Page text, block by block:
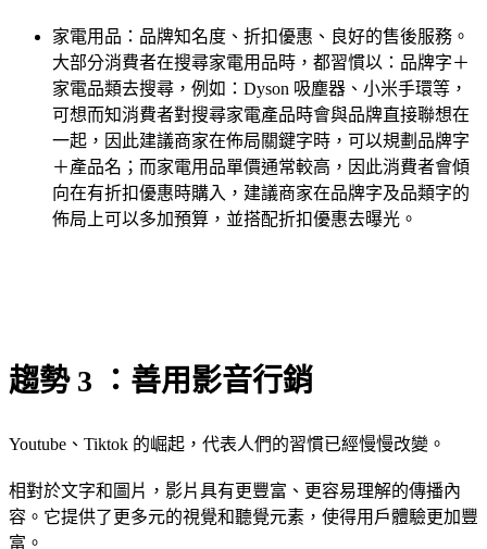
家電用品：品牌知名度、折扣優惠、良好的售後服務。
大部分消費者在搜尋家電用品時，都習慣以：品牌字＋
家電品類去搜尋，例如：Dyson 吸塵器、小米手環等，
可想而知消費者對搜尋家電產品時會與品牌直接聯想在
一起，因此建議商家在佈局關鍵字時，可以規劃品牌字
＋產品名；而家電用品單價通常較高，因此消費者會傾
向在有折扣優惠時購入，建議商家在品牌字及品類字的
佈局上可以多加預算，並搭配折扣優惠去曝光。
趨勢 3 ：善用影音行銷
Youtube、Tiktok 的崛起，代表人們的習慣已經慢慢改變。
相對於文字和圖片，影片具有更豐富、更容易理解的傳播內
容。它提供了更多元的視覺和聽覺元素，使得用戶體驗更加豐
富。